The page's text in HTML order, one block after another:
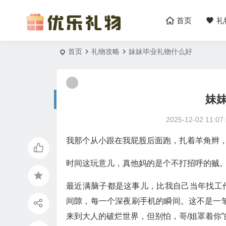
首页 礼
首页 礼物攻略 妹妹毕业礼物什么好
妹
2025-12-02
我那个从小跟在我屁股后面跑，扎着羊角辫
时间这玩意儿，真他妈的是个不打招呼的贼
最近满脑子都是这事儿，比我自己当年找
间隙，每一个深夜刷手机的瞬间。这不是一
来到大人的破烂世界，但别怕，哥/姐罩着你